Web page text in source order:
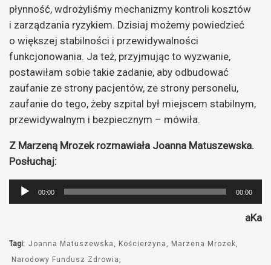
płynność, wdrożyliśmy mechanizmy kontroli kosztów
i zarządzania ryzykiem. Dzisiaj możemy powiedzieć
o większej stabilności i przewidywalności
funkcjonowania. Ja też, przyjmując to wyzwanie,
postawiłam sobie takie zadanie, aby odbudować
zaufanie ze strony pacjentów, ze strony personelu,
zaufanie do tego, żeby szpital był miejscem stabilnym,
przewidywalnym i bezpiecznym – mówiła.
Z Marzeną Mrozek rozmawiała Joanna Matuszewska.
Posłuchaj:
Odtwarzacz
plików
00:00 00:00
aKa
Tagi: Joanna Matuszewska Kościerzyna
Marzena Mrozek
Narodowy Fundusz Zdrowia